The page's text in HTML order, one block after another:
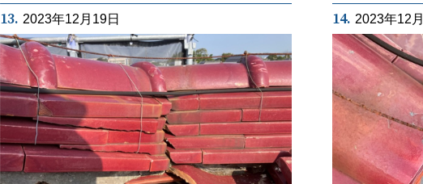
13. 2023年12月19日 14. 2023年12